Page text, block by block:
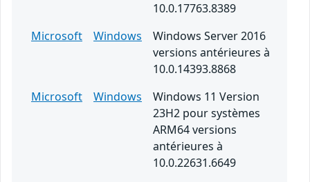
10.0.17763.8389
Microsoft
Windows
Windows Server 2016
versions antérieures à
10.0.14393.8868
Microsoft
Windows
Windows 11 Version
23H2 pour systèmes
ARM64 versions
antérieures à
10.0.22631.6649